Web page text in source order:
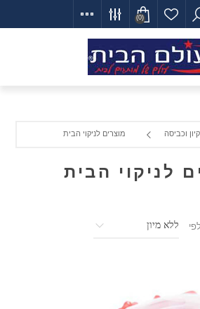
(0)
וכביסה מוצרים לניקוי הבית
לניקוי הבית